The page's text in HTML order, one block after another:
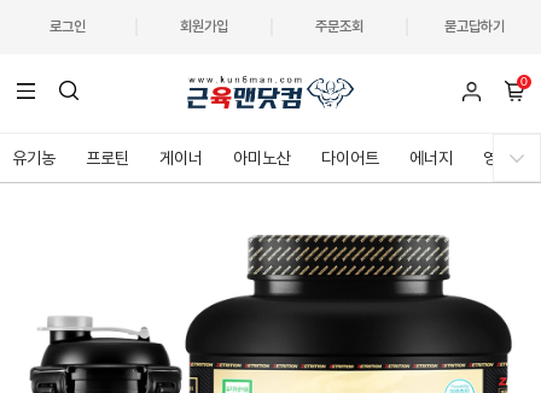
로그인 회원가입 주문조회 묻고답하기
0
유기농 프로틴 게이너 아미노산 다이어트 에너지 영양제